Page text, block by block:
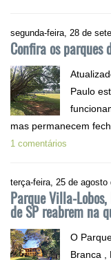
segunda-feira, 28 de
Confira os parques
Paulo
mas permanecem
1 comentários
terça-feira, 25 de agosto
Parque Villa-
de SP reabrem na
O
Branca ,